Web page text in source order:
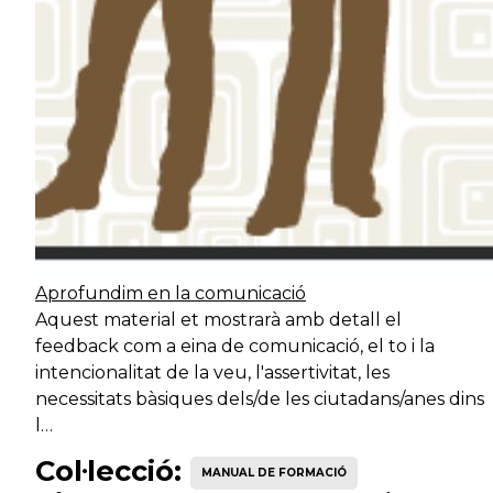
Suport
operatiu
Serveis de
benestar social
Suport
operatiu
Serveis de
desenvolupament
econòmic
Suport
operatiu
Serveis de
desenvolupament
territorial
Suport
operatiu
Serveis de
seguretat
ciutadana
Suport
operatiu
seguretat
Aprofundim en la comunicació
Aquest material et mostrarà amb detall el
feedback com a eina de comunicació, el to i la
intencionalitat de la veu, l'assertivitat, les
necessitats bàsiques dels/de les ciutadans/anes dins
l…
Col·lecció: MANUAL DE FORMACIÓ